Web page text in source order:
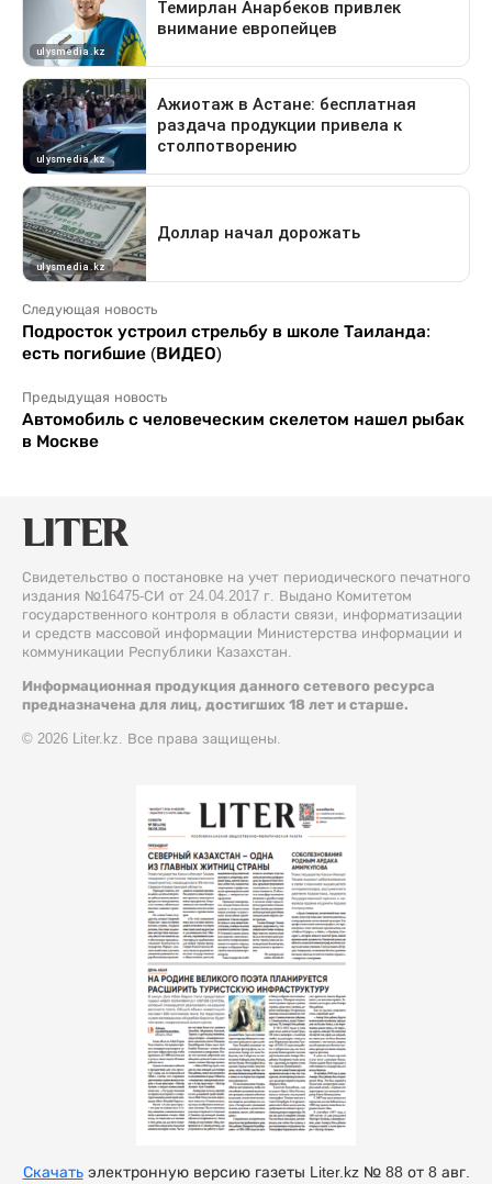
Следующая новость
Подросток устроил стрельбу в школе Таиланда:
есть погибшие (ВИДЕО)
Предыдущая новость
Автомобиль с человеческим скелетом нашел рыбак
в Москве
Свидетельство о постановке на учет периодического печатного
издания №16475-СИ от 24.04.2017 г. Выдано Комитетом
государственного контроля в области связи, информатизации
и средств массовой информации Министерства информации и
коммуникации Республики Казахстан.
Информационная продукция данного сетевого ресурса
предназначена для лиц, достигших 18 лет и старше.
© 2026 Liter.kz. Все права защищены.
Скачатьэлектронную версию газеты Liter.kz № 88 от 8 авг.